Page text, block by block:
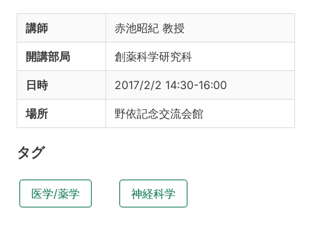
講師 赤池昭紀 教授
開講部局 創薬科学研究科
日時 2017/2/2 14:30-16:00
場所 野依記念交流会館
タグ
医学/薬学 神経科学